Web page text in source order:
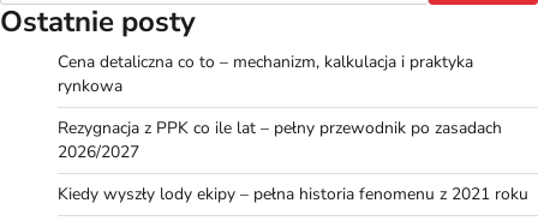
Ostatnie posty
Cena detaliczna co to – mechanizm, kalkulacja i praktyka
rynkowa
Rezygnacja z PPK co ile lat – pełny przewodnik po zasadach
2026/2027
Kiedy wyszły lody ekipy – pełna historia fenomenu z 2021 roku